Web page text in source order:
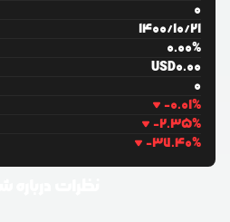
0
1400/10/21
0.00%
USD0.00
0
-0.01%
-2.35%
-37.40%